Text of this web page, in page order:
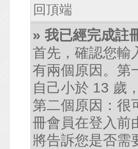
回頂端
» 我已經完成註
首先，確認您輸
有兩個原因。第
自己小於 13 歲
第二個原因：很
冊會員在登入前
將告訴您是否需